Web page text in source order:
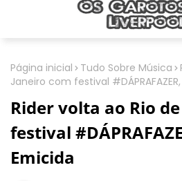
Página inicial Tudo Sobre Música
Janeiro com festival
Rider volta ao Rio
festival
Emicida